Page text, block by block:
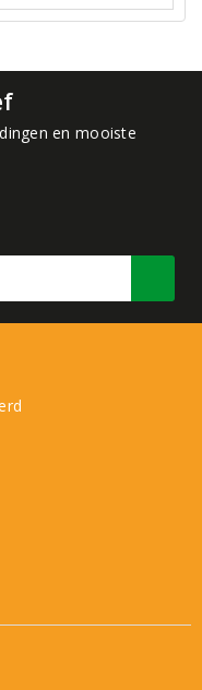
en mooiste